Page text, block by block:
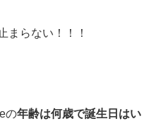
まらない！！！
の年齢は何歳で誕生日はい